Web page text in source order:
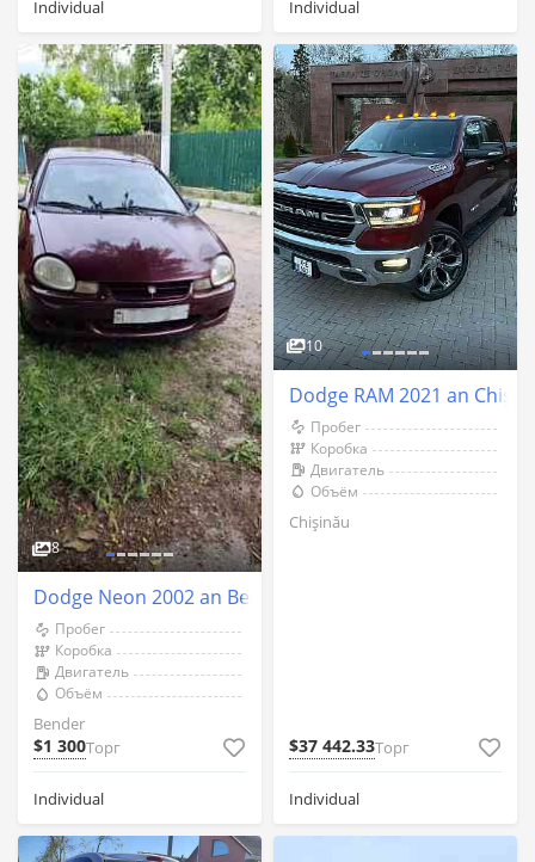
Individual Individual
8
Dodge Neon 2002 an Bender
Пробег
Коробка
Двигатель
Объём
Bender
$1 300Торг
Individual
10
Dodge RAM 2021 an
Пробег
Коробка
Двигатель
Объём
Chişinău
$37 442.33Торг
Individual